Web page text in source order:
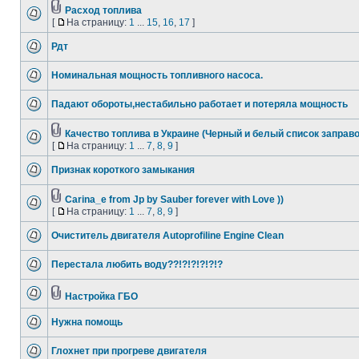
Расход топлива
[
На страницу: 1 ... 15, 16, 17 ]
Рдт
Номинальная мощность топливного насоса.
Падают обороты,нестабильно работает и потеряла мощность
Качество топлива в Украине (Черный и белый список
[
На страницу: 1 ... 7, 8, 9 ]
Признак короткого замыкания
Carina_e from Jp by Sauber forever with Love ))
[
На страницу: 1 ... 7, 8, 9 ]
Очиститель двигателя Autoprofiline Engine Clean
Перестала любить воду??!?!?!?!?!?
Настройка ГБО
Нужна помощь
Глохнет при прогреве двигателя